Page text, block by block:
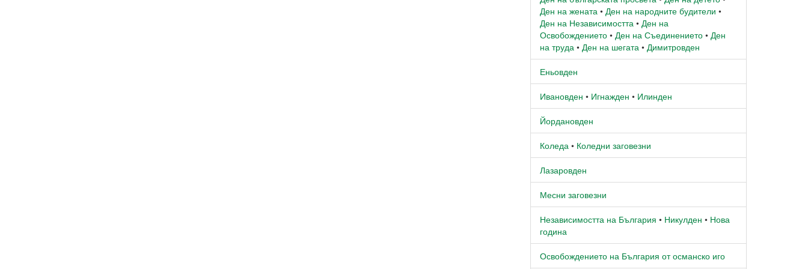
Ден на жената • Ден на народните будители •
Ден на Независимостта • Ден на
Освобождението • Ден на Съединението • Ден
на труда • Ден на шегата • Димитровден
Еньовден
Ивановден • Игнажден • Илинден
Йордановден
Коледа • Коледни заговезни
Лазаровден
Месни заговезни
Независимостта на България • Никулден • Нова
година
Освобождението на България от османско иго